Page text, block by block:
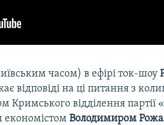
часом) в ефірі ток-шоу
відповіді на ці питання з
Кримського відділення партії
економістомВолодимиром